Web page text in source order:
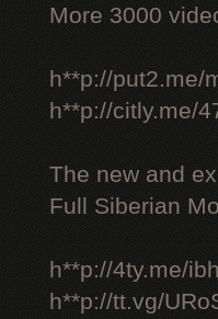
More 3000
h**p://put2.me/
h**p://citly.me/
The new and
Full Siberian
h**p://4ty.me/
h**p://tt.vg/